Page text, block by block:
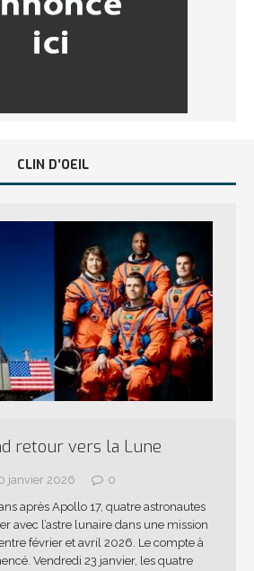
CLIN D’OEIL
retour vers la Lune
janvier 2026
0
après Apollo 17, quatre astronautes
avec l’astre lunaire dans une mission
février et avril 2026. Le compte à
Vendredi 23 janvier, les quatre